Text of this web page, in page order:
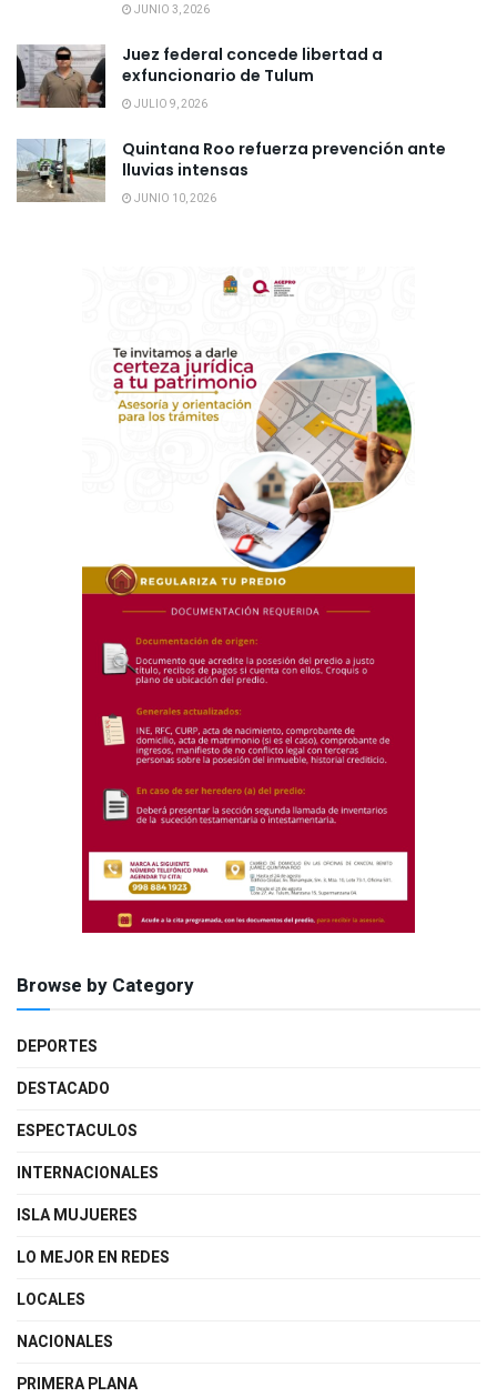
JUNIO 3, 2026
Juez federal concede libertad a
exfuncionario de Tulum
JULIO 9, 2026
Quintana Roo refuerza prevención ante
lluvias intensas
JUNIO 10, 2026
Browse by Category
DEPORTES
DESTACADO
ESPECTACULOS
INTERNACIONALES
ISLA MUJUERES
LO MEJOR EN REDES
LOCALES
NACIONALES
PRIMERA PLANA